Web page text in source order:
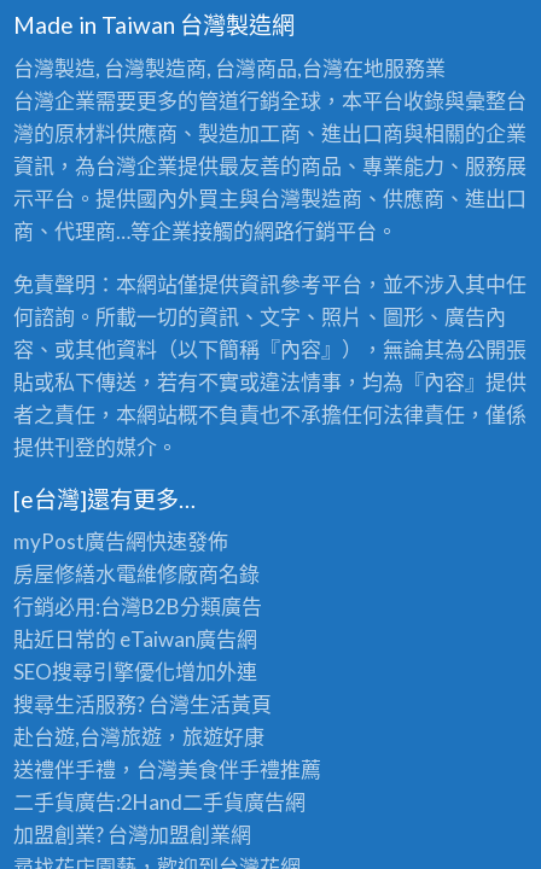
適
耐
用
首
選
！
〉
中
佳
績
！
業
茶
葉
批
發
供
應
，
頂
級
老
茶
批
發
方
美
人
比
賽
茶
批
發
：
灣
山
茶
王
級
的
極
品
Made in Taiwan 台灣製造網
台灣製造, 台灣製造商, 台灣商品,台灣在地服務業
台灣企業需要更多的管道行銷全球，本平台收錄與彙整台
灣的原材料供應商、製造加工商、進出口商與相關的企業
資訊，為台灣企業提供最友善的商品、專業能力、服務展
示平台。提供國內外買主與台灣製造商、供應商、進出口
商、代理商…等企業接觸的網路行銷平台。
免責聲明：本網站僅提供資訊參考平台，並不涉入其中任
何諮詢。所載一切的資訊、文字、照片、圖形、廣告內
容、或其他資料（以下簡稱『內容』），無論其為公開張
貼或私下傳送，若有不實或違法情事，均為『內容』提供
者之責任，本網站概不負責也不承擔任何法律責任，僅係
提供刊登的媒介。
[e台灣]還有更多…
myPost廣告網快速發佈
房屋修繕水電維修廠商名錄
行銷必用:台灣B2B分類廣告
貼近日常的 eTaiwan廣告網
SEO搜尋引擎優化增加外連
搜尋生活服務? 台灣生活黃頁
赴台遊,台灣旅遊，旅遊好康
送禮伴手禮，台灣美食伴手禮推薦
二手貨廣告:2Hand二手貨廣告網
加盟創業? 台灣加盟創業網